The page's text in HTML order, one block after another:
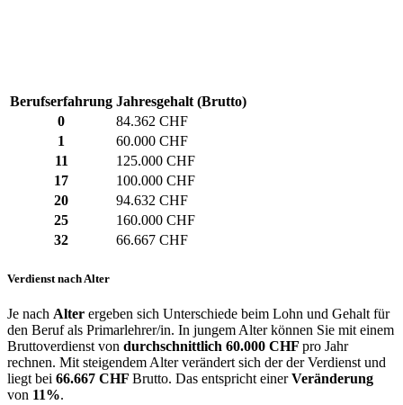
Berufserfahrung Jahresgehalt (Brutto)
0
84.362 CHF
1
60.000 CHF
11
125.000 CHF
17
100.000 CHF
20
94.632 CHF
25
160.000 CHF
32
66.667 CHF
Verdienst nach Alter
Je nach Alter ergeben sich Unterschiede beim Lohn und Gehalt für
den Beruf als Primarlehrer/in. In jungem Alter können Sie mit einem
Bruttoverdienst von durchschnittlich 60.000 CHF pro Jahr
rechnen. Mit steigendem Alter verändert sich der der Verdienst und
liegt bei 66.667 CHF Brutto. Das entspricht einerVeränderung
von 11%.